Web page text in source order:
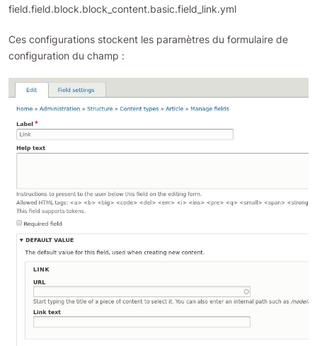
field.field.block.block_content.basic.field_link.yml
Ces configurations stockent les paramètres du formulaire de
configuration du champ :